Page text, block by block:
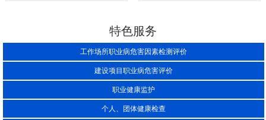
特色服务
工作场所职业病危害因素检测评价
建设项目职业病危害评价
职业健康监护
个人、团体健康检查